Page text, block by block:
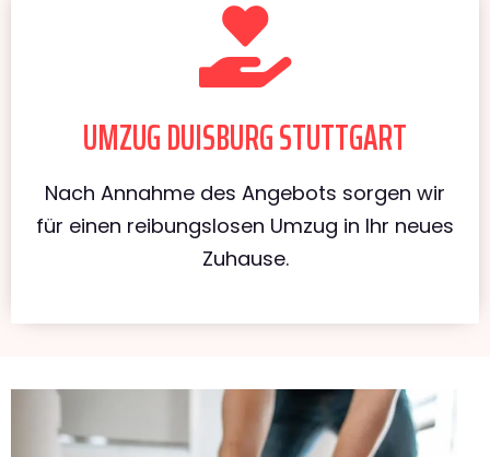
UMZUG DUISBURG STUTTGART
Nach Annahme des Angebots sorgen wir
für einen reibungslosen Umzug in Ihr neues
Zuhause.